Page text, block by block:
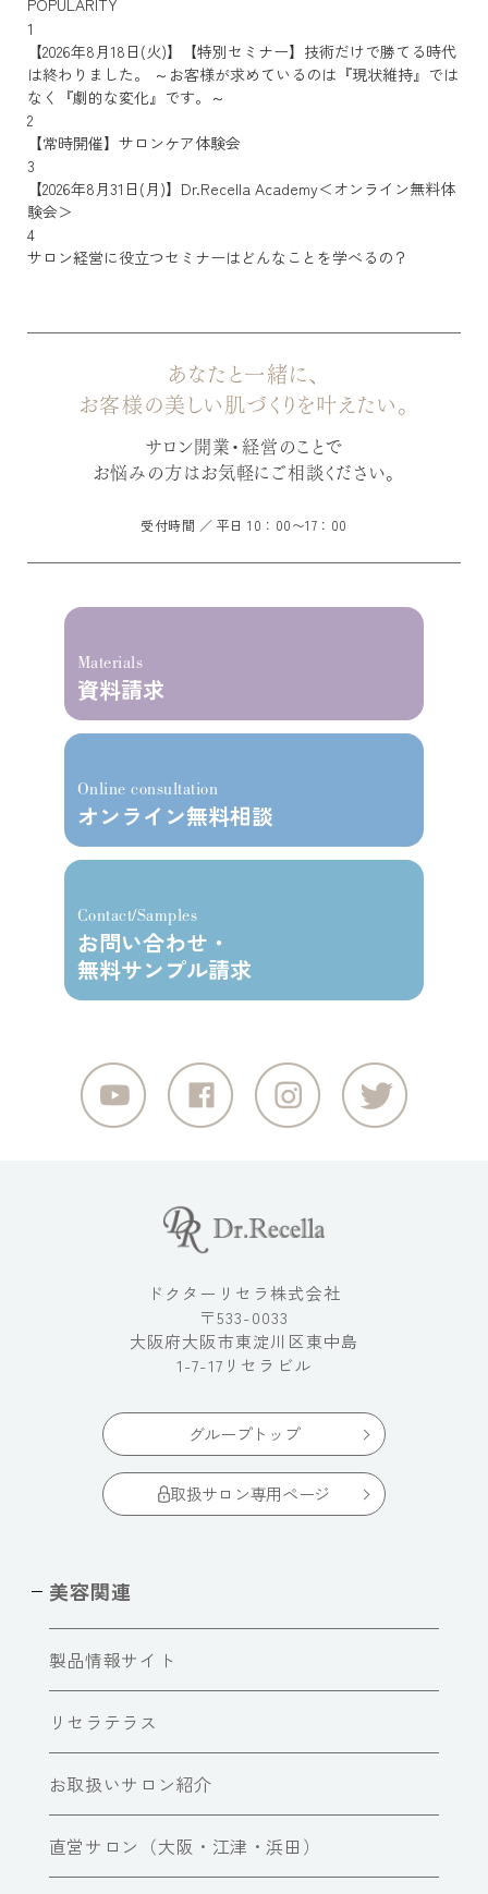
POPULARITY
1
【2026年8月18日(火)】【特別セミナー】技術だけで勝てる時代
は終わりました。 ～お客様が求めているのは『現状維持』では
なく『劇的な変化』です。～
2
【常時開催】サロンケア体験会
3
【2026年8月31日(月)】Dr.Recella Academy＜オンライン無料体
験会＞
4
サロン経営に役立つセミナーはどんなことを学べるの？
あなたと一緒に、
お客様の美しい肌づくりを叶えたい。
サロン開業・経営のことで
お悩みの方はお気軽にご相談ください。
受付時間 ／ 平日 10：00〜17：00
Materials
資料請求
Online consultation
オンライン無料相談
Contact/Samples
お問い合わせ・
無料サンプル請求
ドクターリセラ株式会社
〒533-0033
大阪府大阪市東淀川区東中島
1-7-17リセラビル
グループトップ
取扱サロン専用ページ
美容関連
製品情報サイト
リセラテラス
お取扱いサロン紹介
直営サロン（大阪・江津・浜田）